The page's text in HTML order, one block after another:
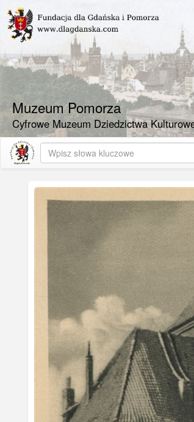
Muzeum Pomorza
Cyfrowe Muzeum Dziedzictwa